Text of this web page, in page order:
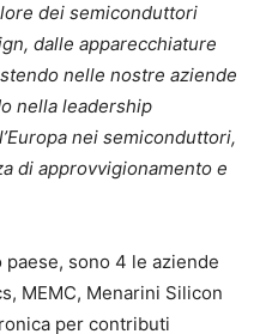
dei semiconduttori
dalle apparecchiature
nelle nostre aziende
nella leadership
nei semiconduttori,
di approvvigionamento e
sono 4 le aziende
MEMC, Menarini Silicon
per contributi